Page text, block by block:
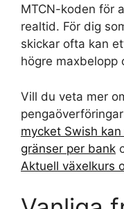
MTCN-koden för
realtid. För dig
skickar ofta kan
högre maxbelopp
Vill du veta mer
mycket Swish
gränser per bank
Aktuell växelkurs